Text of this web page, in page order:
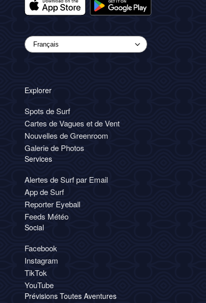
Explorer
Spots de Surf
Cartes de Vagues et de Vent
Nouvelles de Greenroom
Galerie de Photos
Services
Alertes de Surf par Email
App de Surf
Reporter Eyeball
Feeds Météo
Social
Facebook
Instagram
TikTok
YouTube
Prévisions Toutes Aventures